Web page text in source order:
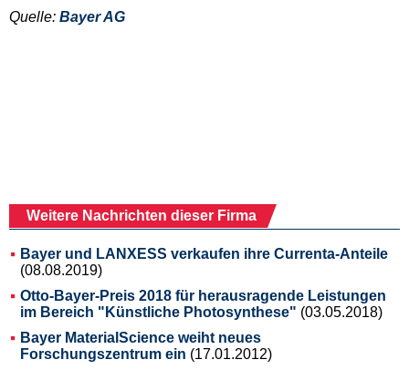
Quelle: Bayer AG
Weitere Nachrichten dieser Firma
Bayer und LANXESS verkaufen ihre Currenta-Anteile
(08.08.2019)
Otto-Bayer-Preis 2018 für herausragende Leistungen
im Bereich "Künstliche Photosynthese" (03.05.2018)
Bayer MaterialScience weiht neues
Forschungszentrum ein (17.01.2012)